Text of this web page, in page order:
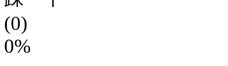
的刺激性副作用，能够溶
皮肤及毛囊细胞造成损坏
(0)
0%